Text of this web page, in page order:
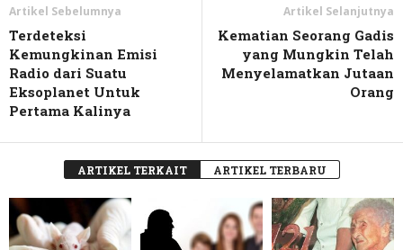
Artikel Sebelumnya
Terdeteksi
Kemungkinan Emisi
Radio dari Suatu
Eksoplanet Untuk
Pertama Kalinya
Artikel Selanjutnya
Kematian Seorang Gadis
yang Mungkin Telah
Menyelamatkan Jutaan
Orang
ARTIKEL TERKAIT ARTIKEL TERBARU